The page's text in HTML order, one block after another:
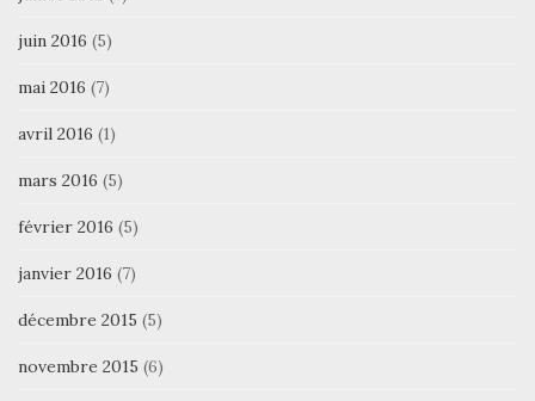
juin 2016 (5)
mai 2016 (7)
avril 2016 (1)
mars 2016 (5)
février 2016 (5)
janvier 2016 (7)
décembre 2015 (5)
novembre 2015 (6)